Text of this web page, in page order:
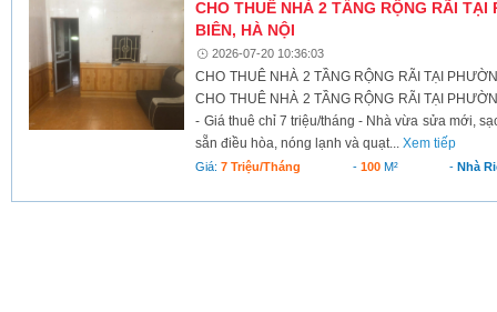
CHO THUÊ NHÀ 2 TẦNG RỘNG RÃI
BIÊN, HÀ NỘI
2026-07-20 10:36:03
CHO THUÊ NHÀ 2 TẦNG RỘNG RÃI TẠI
CHO THUÊ NHÀ 2 TẦNG RỘNG RÃI TẠI
- Giá thuê chỉ 7 triệu/tháng - Nhà vừa sửa mới,
sẵn điều hòa, nóng lạnh và quạt...Xem tiếp
Giá:7 Triệu/tháng - 100M² -Nhà